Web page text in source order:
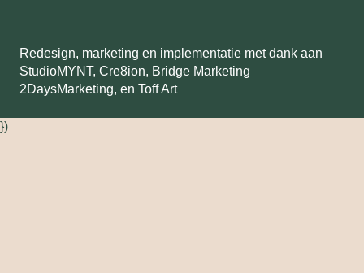
Redesign, marketing en implementatie met dank aan
StudioMYNT, Cre8ion, Bridge Marketing
2DaysMarketing, en Toff Art
})